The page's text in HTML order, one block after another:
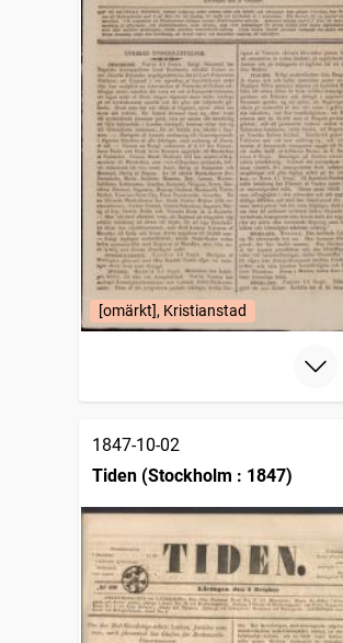
[omärkt], Kristianstad
1847-10-02
Tiden (Stockholm : 1847)